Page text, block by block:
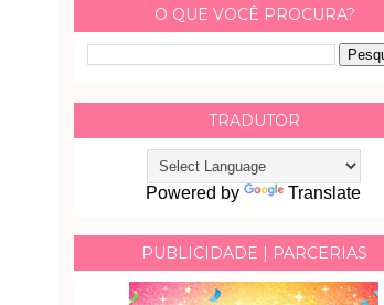
O QUE VOCÊ PROCURA?
TRADUTOR
Powered by Translate
PUBLICIDADE | PARCERIAS